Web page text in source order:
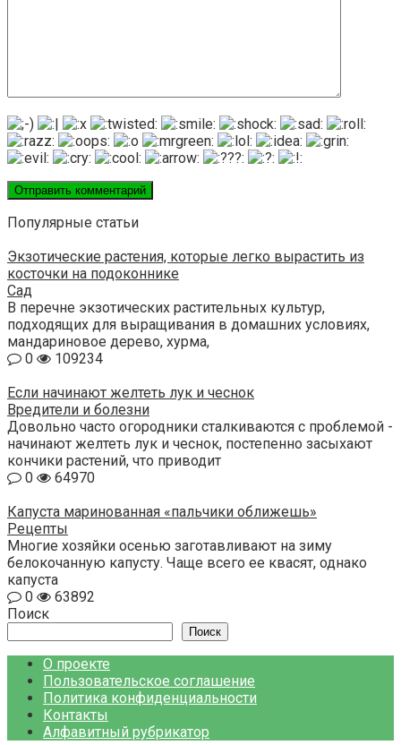
Популярные статьи
Экзотические растения, которые легко вырастить из
косточки на подоконнике
Сад
В перечне экзотических растительных культур,
подходящих для выращивания в домашних условиях,
мандариновое дерево, хурма,
0
109234
Если начинают желтеть лук и чеснок
Вредители и болезни
Довольно часто огородники сталкиваются с проблемой -
начинают желтеть лук и чеснок, постепенно засыхают
кончики растений, что приводит
0
64970
Капуста маринованная «пальчики оближешь»
Рецепты
Многие хозяйки осенью заготавливают на зиму
белокочанную капусту. Чаще всего ее квасят, однако
капуста
0
63892
Поиск
Поиск
О проекте
Пользовательское соглашение
Политика конфиденциальности
Контакты
Алфавитный рубрикатор